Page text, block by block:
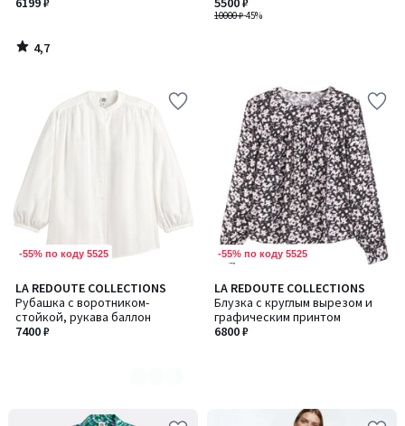
4,7
/
10000 ₽-45%
-55% по коду 5525
LA REDOUTE COLLECTIONS
Рубашка с воротником-
стойкой, рукава баллон
7400 ₽
Количество
цветов:
2
-55% по коду 5525
LA REDOUTE COLLECTIONS
Блузка с круглым вырезом и
графическим принтом
6800 ₽